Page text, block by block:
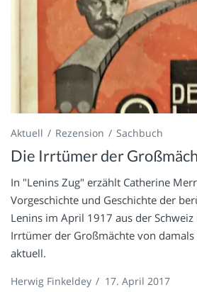
Aktuell Rezension Sachbuch
Die Irrtümer der
In "Lenins Zug" erzählt Catherine
Vorgeschichte und Geschichte der
Lenins im April 1917 aus der Schweiz
Irrtümer der Großmächte von
aktuell.
Herwig Finkeldey / 17. April 2017